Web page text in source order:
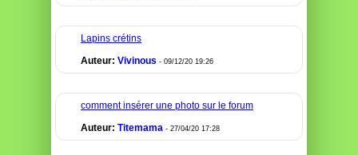
Lapins crétins
Auteur: Vivinous - 09/12/20 19:26
comment insérer une photo sur le forum
Auteur: Titemama - 27/04/20 17:28